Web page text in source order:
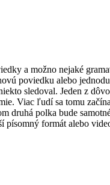
a možno nejaké
poviedku alebo
sledoval. Jeden z
Viac ľudí sa tomu
polka bude
písomný formát alebo